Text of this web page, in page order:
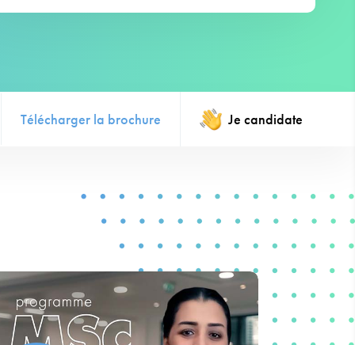
Télécharger la brochure Je candidate